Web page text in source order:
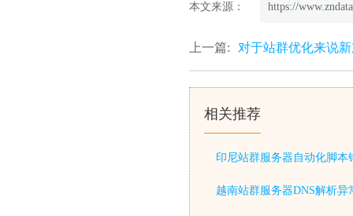
本文来源： https://
上一篇: 对于站群优化来说
相关推荐
印尼站群服务器自动化脚本
越南站群服务器DNS解析异